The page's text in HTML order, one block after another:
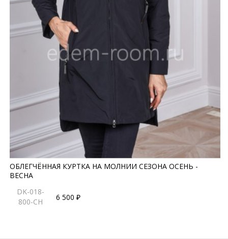
ОБЛЕГЧЁННАЯ КУРТКА НА МОЛНИИ СЕЗОНА ОСЕНЬ -
ВЕСНА
DK-018-
800-CH
6 500 ₽